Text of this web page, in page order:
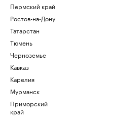
Пермский край
Ростов-на-Дону
Татарстан
Тюмень
Черноземье
Кавказ
Карелия
Мурманск
Приморский
край